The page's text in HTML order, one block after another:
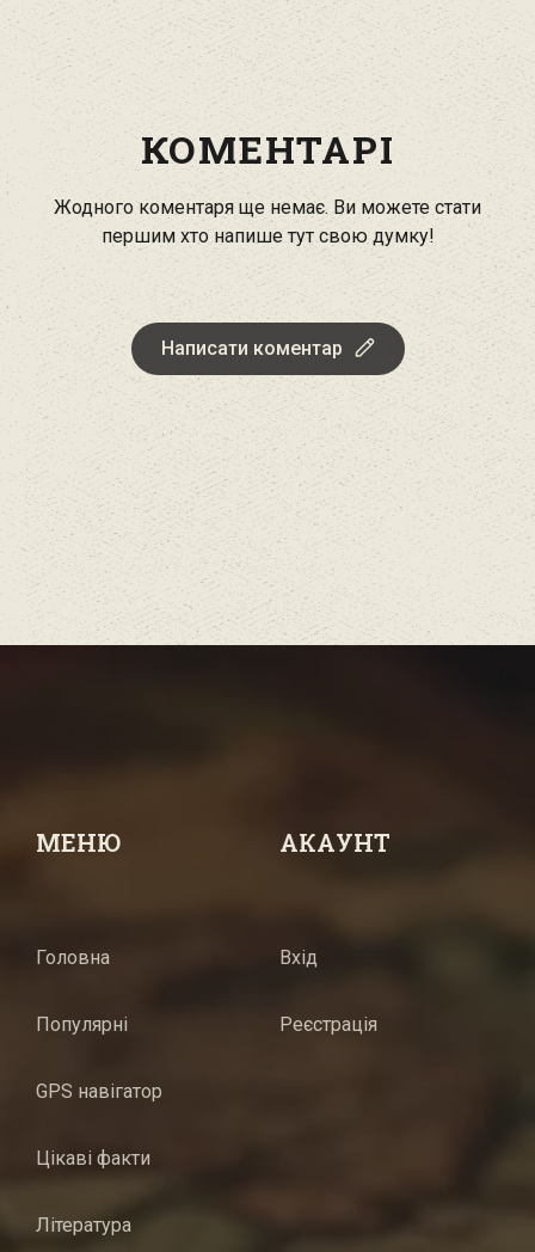
КОМЕНТАРІ
Жодного коментаря ще немає. Ви можете стати
першим хто напише тут свою думку!
Написати коментар
МЕНЮ
Головна
Популярні
GPS навігатор
Цікаві факти
Література
АКАУНТ
Вхід
Реєстрація